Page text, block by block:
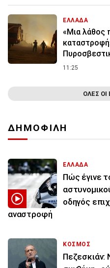
ΕΛΛΑΔΑ
«Μια λάθος
11:25
ΟΛΕΣ ΟΙ
ΔΗΜΟΦΙΛΗ
ΕΛΛΑΔΑ
Πώς έγινε
οδηγός
αναστροφή
ΚΟΣΜΟΣ
Πεζεσκιάν: